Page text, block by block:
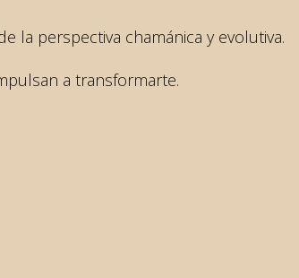
la perspectiva chamánica y evolutiva.
a transformarte.